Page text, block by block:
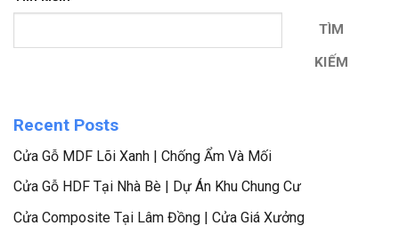
TÌM
KIẾM
Recent Posts
Cửa Gỗ MDF Lõi Xanh | Chống Ẩm Và Mối
Cửa Gỗ HDF Tại Nhà Bè | Dự Án Khu Chung Cư
Cửa Composite Tại Lâm Đồng | Cửa Giá Xưởng